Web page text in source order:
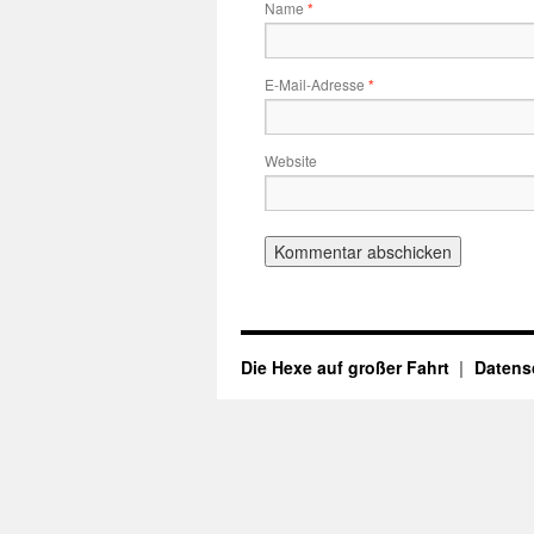
Name *
E-Mail-Adresse *
Website
Die Hexe auf großer Fahrt